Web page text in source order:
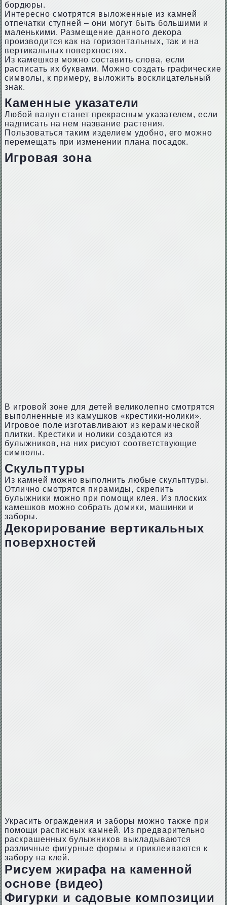
бордюры.
Интересно смотрятся выложенные из камней
отпечатки ступней – они могут быть большими и
маленькими. Размещение данного декора
производится как на горизонтальных, так и на
вертикальных поверхностях.
Из камешков можно составить слова, если
расписать их буквами. Можно создать графические
символы, к примеру, выложить восклицательный
знак.
Каменные указатели
Любой валун станет прекрасным указателем, если
надписать на нем название растения.
Пользоваться таким изделием удобно, его можно
перемещать при изменении плана посадок.
Игровая зона
В игровой зоне для детей великолепно смотрятся
выполненные из камушков «крестики-нолики».
Игровое поле изготавливают из керамической
плитки. Крестики и нолики создаются из
булыжников, на них рисуют соответствующие
символы.
Скульптуры
Из камней можно выполнить любые скульптуры.
Отлично смотрятся пирамиды, скрепить
булыжники можно при помощи клея. Из плоских
камешков можно собрать домики, машинки и
заборы.
Декорирование вертикальных
поверхностей
Украсить ограждения и заборы можно также при
помощи расписных камней. Из предварительно
раскрашенных булыжников выкладываются
различные фигурные формы и приклеиваются к
забору на клей.
Рисуем жирафа на каменной
основе (видео)
Фигурки и садовые композиции